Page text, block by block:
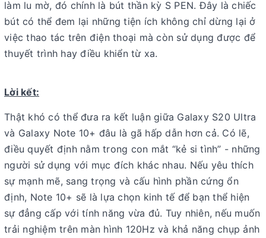
làm lu mờ, đó chính là bút thần kỳ S PEN. Đây là chiếc
bút có thể đem lại những tiện ích không chỉ dừng lại ở
việc thao tác trên điện thoại mà còn sử dụng được để
thuyết trình hay điều khiển từ xa.
Lời kết:
Thật khó có thể đưa ra kết luận giữa Galaxy S20 Ultra
và Galaxy Note 10+ đâu là gã hấp dẫn hơn cả. Có lẽ,
điều quyết định nằm trong con mắt “kẻ si tình” - những
người sử dụng với mục đích khác nhau. Nếu yêu thích
sự mạnh mẽ, sang trọng và cấu hình phần cứng ổn
định, Note 10+ sẽ là lựa chọn kinh tế để bạn thể hiện
sự đẳng cấp với tính năng vừa đủ. Tuy nhiên, nếu muốn
trải nghiệm trên màn hình 120Hz và khả năng chụp ảnh